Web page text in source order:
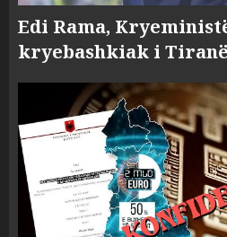
Edi Rama,
kryebashkiak i